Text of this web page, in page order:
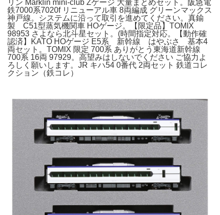
リン Märklin mini-club Zゲージ 大量まとめセット。阪急電
鉄7000系7020f リニューアル車 8両編成 グリーンマックス
神戸線。システムに沿って取引を進めてください。真鍮
製 C51型蒸気機関車 HOゲージ。【限定品】TOMIX
98953 さよなら北斗星セット。(時間指定対応。【動作確
認済】KATO HOゲージ E5系 新幹線 はやぶさ 基本4
両セット。TOMIX 限定 700系 ありがとう東海道新幹線
700系 16両 97929。高望みはしないでください ご協力よ
ろしく願いします。JR キハ54 0番代 2両セット 鉄道コレ
クション（鉄コレ）